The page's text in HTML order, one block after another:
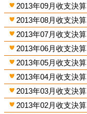
2013年09月收支決算
2013年08月收支決算
2013年07月收支決算
2013年06月收支決算
2013年05月收支決算
2013年04月收支決算
2013年03月收支決算
2013年02月收支決算